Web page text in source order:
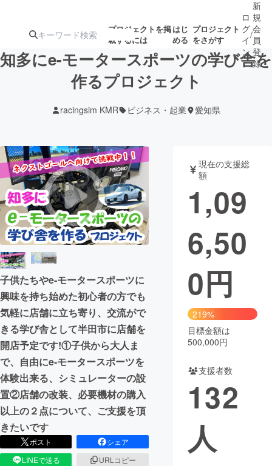
プロジェクトを掲
載するには
はじ
める
プロジェクト
をさがす
ターン
ジェクト
募集終了が近いプ
ロジェクト
されます
アート・写真 音楽
テクノロジー・ガジェット ゲーム・サ
映像・映画
まちづくり・地域活性化
CAMPFIRE for Social Good
CAMPFIRE Creation
CAMPFIREふるさと納税
コミュニティ
ロ
グ
イ
ン
/
新
規
会
員
登
録
知多にe-モータースポーツの学び舎を
作るプロジェクト
racingsim KMR ビジネス・起業 愛知県
子供たちやe-モータースポーツに
興味を持ち始めた初心者の方でも
気軽に店舗に立ち寄り、交流がで
きる学び舎として半田市に店舗を
開店予定です!①子供から大人ま
で、自由にe-モータースポーツを
体験出来る、シミュレーターの設
置②店舗の改装、必要機材の購入
以上の２点について、ご支援を頂
きたいです
ポスト
シェア
LINEで送る
URLコピー
現在の支援総
額
1,09
6,50
0円
219%
目標金額は
500,000円
支援者数
132
人